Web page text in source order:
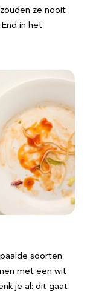
ze nooit
in het
soorten
met een wit
je al: dit gaat